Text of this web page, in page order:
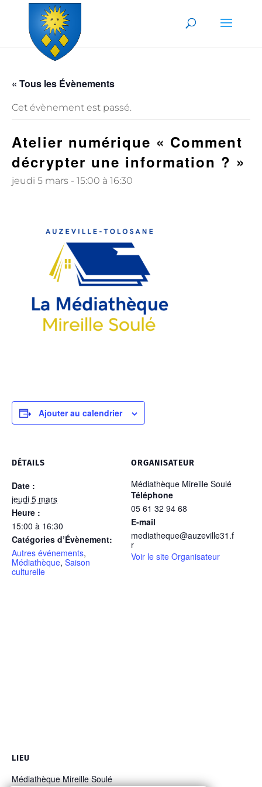
Skip to content
« Tous les Évènements
Cet évènement est passé.
Atelier numérique « Comment
décrypter une information ? »
jeudi 5 mars - 15:00 à 16:30
Ajouter au calendrier
DÉTAILS
Date :
jeudi 5 mars
Heure :
15:00 à 16:30
Catégories d’Évènement:
Autres événements,
Médiathèque, Saison
culturelle
ORGANISATEUR
Médiathèque Mireille Soulé
Téléphone
05 61 32 94 68
E-mail
mediatheque@auzeville31.f
r
Voir le site Organisateur
LIEU
Médiathèque Mireille Soulé